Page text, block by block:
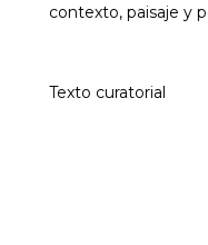
contexto, paisaje y
Texto curatorial